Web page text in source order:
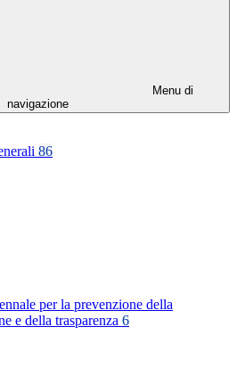
Menu di
navigazione
86
per la prevenzione della
e della trasparenza 6